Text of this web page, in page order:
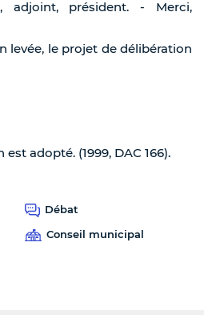
, adjoint, président. - Merci,
levée, le projet de délibération
adopté. (1999, DAC 166).
Débat
Conseil municipal